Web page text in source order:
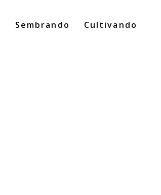
Sembrando Cultivando